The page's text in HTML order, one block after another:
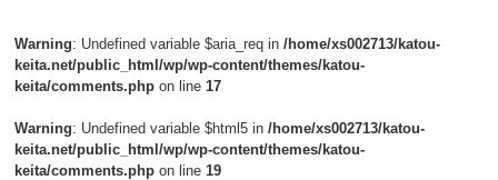
Warning: Undefined variable $aria_req in/home/xs002713/katou-
keita.net/public_html/wp/wp-content/themes/katou-
keita/comments.php on line 17
Warning: Undefined variable $html5 in/home/xs002713/katou-
keita.net/public_html/wp/wp-content/themes/katou-
keita/comments.php on line 19